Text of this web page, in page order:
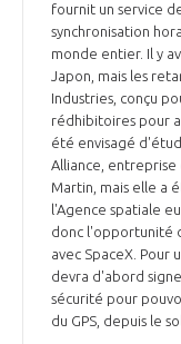
fournit un service
synchronisation
monde entier. Il y
Japon, mais les
Industries, conçu
rédhibitoires pour
été envisagé
Alliance,
Martin, mais elle a
l'Agence spatiale
donc l'opportunité
avec SpaceX. Pour
devra d'abord
sécurité pour
du GPS, depuis le